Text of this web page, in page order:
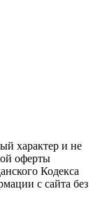
характер и не
оферты
Кодекса
с сайта без